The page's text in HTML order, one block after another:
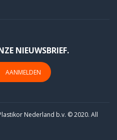
NIEUWSBRIEF.
AANMELDEN
Nederland b.v. © 2020. All